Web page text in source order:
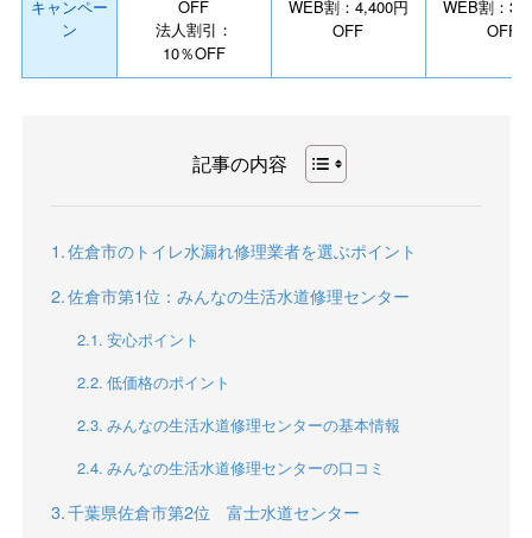
キャンペー
ン
OFF
法人割引：
10％OFF
WEB割：4,400円
OFF
WEB割：
OFF
記事の内容
佐倉市のトイレ水漏れ修理業者を選ぶポイント
佐倉市第1位：みんなの生活水道修理センター
安心ポイント
低価格のポイント
みんなの生活水道修理センターの基本情報
みんなの生活水道修理センターの口コミ
千葉県佐倉市第2位 富士水道センター